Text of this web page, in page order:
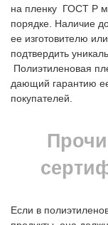
на пленку ГОСТ Р
порядке. Наличие
ее изготовителю
подтвердить
Полиэтиленовая
дающий гарантию
покупателей.
Если в